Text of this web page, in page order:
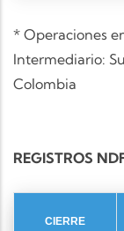
* Operaciones
Intermediario:
Colombia
REGISTROS
CIERRE